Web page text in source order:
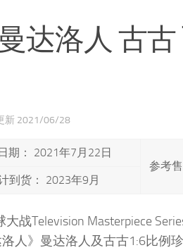
达洛人 古
新 2021/06/28
期： 2021年7月22日
参考售
到货： 2023年9月
战Television Masterpiece
人》曼达洛人及古古1:6比例